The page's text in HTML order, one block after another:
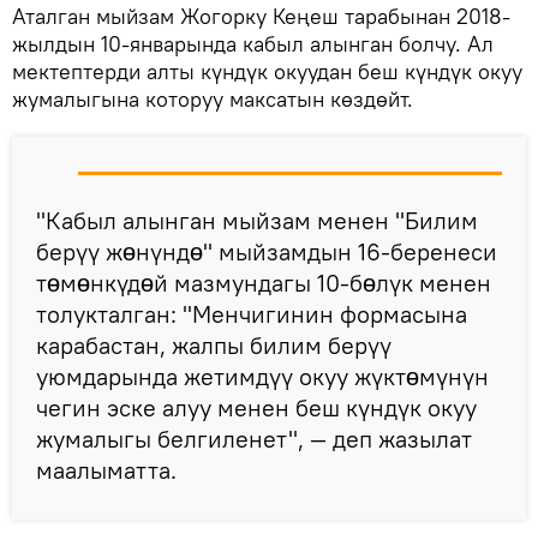
Аталган мыйзам Жогорку Кеңеш тарабынан 2018-
жылдын 10-январында кабыл алынган болчу. Ал
мектептерди алты күндүк окуудан беш күндүк окуу
жумалыгына которуу максатын көздөйт.
"Кабыл алынган мыйзам менен "Билим
берүү жɵнүндɵ" мыйзамдын 16-беренеси
тɵмɵнкүдɵй мазмундагы 10-бɵлүк менен
толукталган: "Менчигинин формасына
карабастан, жалпы билим берүү
уюмдарында жетимдүү окуу жүктɵмүнүн
чегин эске алуу менен беш күндүк окуу
жумалыгы белгиленет", — деп жазылат
маалыматта.